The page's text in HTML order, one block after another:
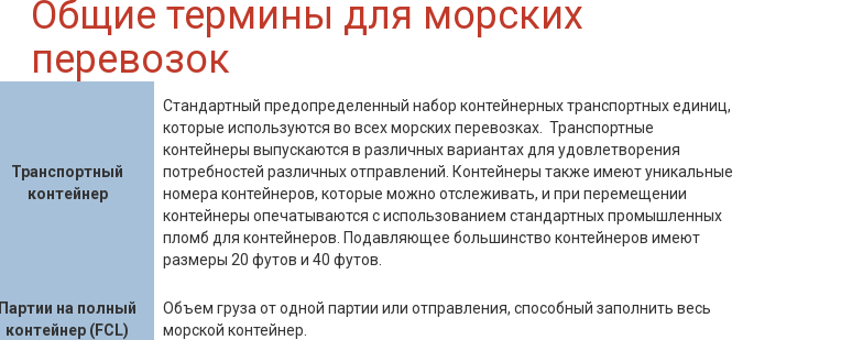
Общие термины для морских
перевозок
Транспортный
контейнер
Стандартный предопределенный набор контейнерных транспортных единиц,
которые используются во всех морских перевозках. Транспортные
контейнеры выпускаются в различных вариантах для удовлетворения
потребностей различных отправлений. Контейнеры также имеют уникальные
номера контейнеров, которые можно отслеживать, и при перемещении
контейнеры опечатываются с использованием стандартных промышленных
пломб для контейнеров. Подавляющее большинство контейнеров имеют
размеры 20 футов и 40 футов.
Партии на полный
контейнер (FCL)
Объем груза от одной партии или отправления, способный заполнить весь
морской контейнер.